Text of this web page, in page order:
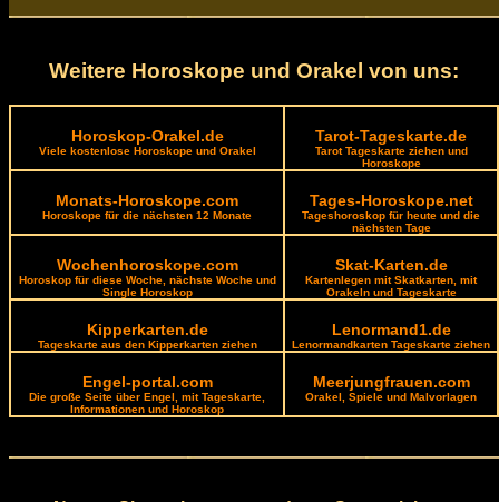
Weitere Horoskope und Orakel von uns:
Horoskop-Orakel.de
Viele kostenlose Horoskope und Orakel
Tarot-Tageskarte.de
Tarot Tageskarte ziehen und
Horoskope
Monats-Horoskope.com
Horoskope für die nächsten 12 Monate
Tages-Horoskope.net
Tageshoroskop für heute und die
nächsten Tage
Wochenhoroskope.com
Horoskop für diese Woche, nächste Woche und
Single Horoskop
Skat-Karten.de
Kartenlegen mit Skatkarten, mit
Orakeln und Tageskarte
Kipperkarten.de
Tageskarte aus den Kipperkarten ziehen
Lenormand1.de
Lenormandkarten Tageskarte ziehen
Engel-portal.com
Die große Seite über Engel, mit Tageskarte,
Informationen und Horoskop
Meerjungfrauen.com
Orakel, Spiele und Malvorlagen